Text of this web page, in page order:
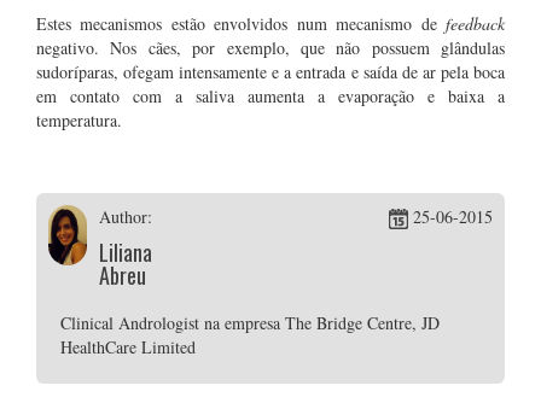
Estes mecanismos estão envolvidos num mecanismo de feedback
negativo. Nos cães, por exemplo, que não possuem glândulas
sudoríparas, ofegam intensamente e a entrada e saída de ar pela boca
em contato com a saliva aumenta a evaporação e baixa a
temperatura.
Author:
Liliana
Abreu
25-06-2015
Clinical Andrologist na empresa The Bridge Centre, JD
HealthCare Limited